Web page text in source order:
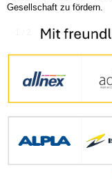
Gesellschaft zu fördern.